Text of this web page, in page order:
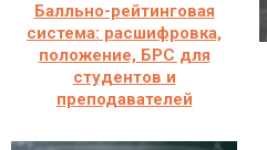
Балльно-рейтинговая
система: расшифровка,
положение, БРС для
студентов и
преподавателей